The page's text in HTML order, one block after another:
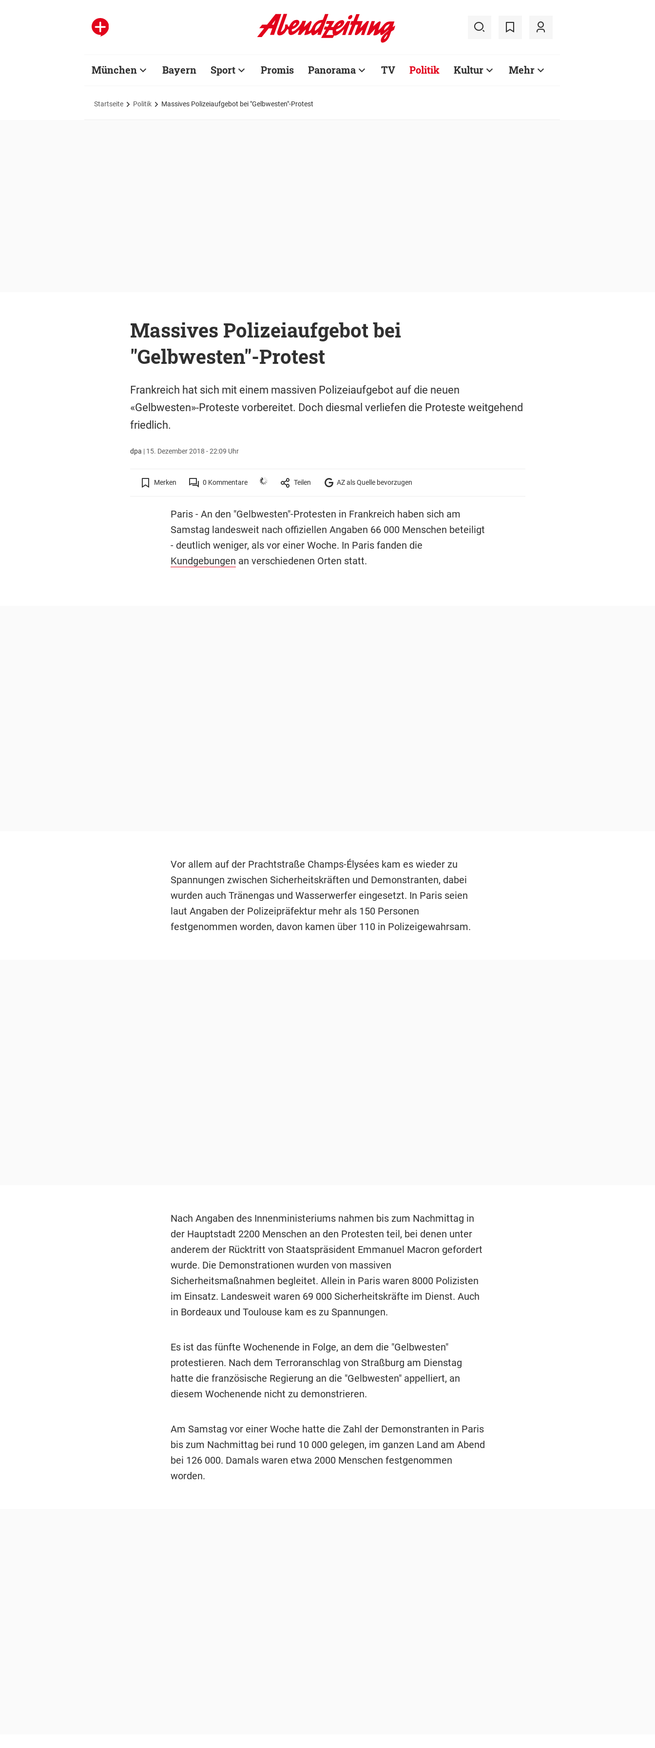
München Bayern Sport Promis Panorama TV Politik Kultur Mehr
Startseite Politik Massives Polizeiaufgebot bei "Gelbwesten"-Protest
Massives Polizeiaufgebot bei
"Gelbwesten"-Protest
Frankreich hat sich mit einem massiven Polizeiaufgebot auf die neuen
«Gelbwesten»-Proteste vorbereitet. Doch diesmal verliefen die Proteste weitgehend
friedlich.
dpa | 15. Dezember 2018 - 22:09 Uhr
Merken 0 Kommentare Teilen AZ als Quelle bevorzugen
Paris - An den "Gelbwesten"-Protesten in Frankreich haben sich am
Samstag landesweit nach offiziellen Angaben 66 000 Menschen beteiligt
- deutlich weniger, als vor einer Woche. In Paris fanden die
Kundgebungen an verschiedenen Orten statt.
Vor allem auf der Prachtstraße Champs-Élysées kam es wieder zu
Spannungen zwischen Sicherheitskräften und Demonstranten, dabei
wurden auch Tränengas und Wasserwerfer eingesetzt. In Paris seien
laut Angaben der Polizeipräfektur mehr als 150 Personen
festgenommen worden, davon kamen über 110 in Polizeigewahrsam.
Nach Angaben des Innenministeriums nahmen bis zum Nachmittag in
der Hauptstadt 2200 Menschen an den Protesten teil, bei denen unter
anderem der Rücktritt von Staatspräsident Emmanuel Macron gefordert
wurde. Die Demonstrationen wurden von massiven
Sicherheitsmaßnahmen begleitet. Allein in Paris waren 8000 Polizisten
im Einsatz. Landesweit waren 69 000 Sicherheitskräfte im Dienst. Auch
in Bordeaux und Toulouse kam es zu Spannungen.
Es ist das fünfte Wochenende in Folge, an dem die "Gelbwesten"
protestieren. Nach dem Terroranschlag von Straßburg am Dienstag
hatte die französische Regierung an die "Gelbwesten" appelliert, an
diesem Wochenende nicht zu demonstrieren.
Am Samstag vor einer Woche hatte die Zahl der Demonstranten in Paris
bis zum Nachmittag bei rund 10 000 gelegen, im ganzen Land am Abend
bei 126 000. Damals waren etwa 2000 Menschen festgenommen
worden.